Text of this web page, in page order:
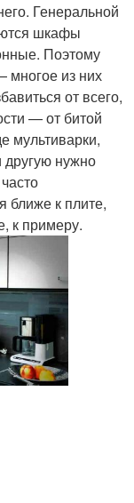
Генеральной
шкафы
Поэтому
многое из них
от всего,
— от битой
мультиварки,
другую нужно
ближе к плите,
к примеру.